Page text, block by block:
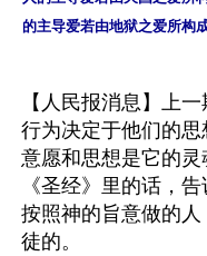
的主导爱若由地狱之爱所构
【人民报消息】上
行为决定于他们的思
意愿和思想是它的
《圣经》里的话，
按照神的旨意做的
徒的。